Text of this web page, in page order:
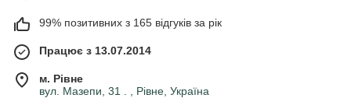
99% позитивних з 165 відгуків за рік
Працює з 13.07.2014
м. Рівне
вул. Мазепи, 31 . , Рівне, Україна